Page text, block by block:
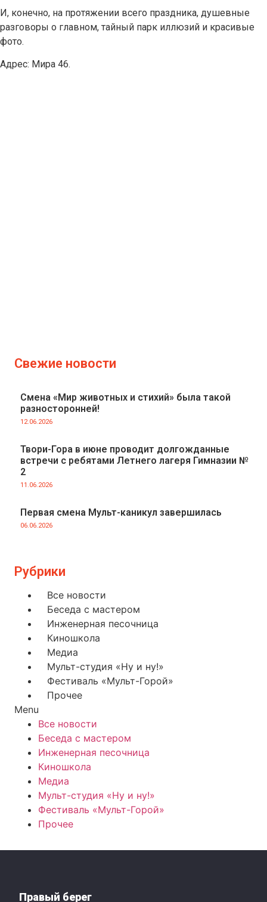
И, конечно, на протяжении всего праздника, душевные
разговоры о главном, тайный парк иллюзий и красивые
фото.
Адрес: Мира 46.
Свежие новости
Смена «Мир животных и стихий» была такой
разносторонней!
12.06.2026
Твори-Гора в июне проводит долгожданные
встречи с ребятами Летнего лагеря Гимназии №
2
11.06.2026
Первая смена Мульт-каникул завершилась
06.06.2026
Рубрики
Все новости
Беседа с мастером
Инженерная песочница
Киношкола
Медиа
Мульт-студия «Ну и ну!»
Фестиваль «Мульт-Горой»
Прочее
Menu
Все новости
Беседа с мастером
Инженерная песочница
Киношкола
Медиа
Мульт-студия «Ну и ну!»
Фестиваль «Мульт-Горой»
Прочее
Правый берег